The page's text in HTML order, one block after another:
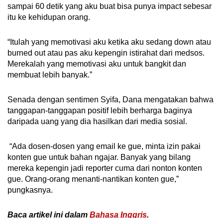
sampai 60 detik yang aku buat bisa punya impact sebesar
itu ke kehidupan orang.
“Itulah yang memotivasi aku ketika aku sedang down atau
burned out atau pas aku kepengin istirahat dari medsos.
Merekalah yang memotivasi aku untuk bangkit dan
membuat lebih banyak.”
Senada dengan sentimen Syifa, Dana mengatakan bahwa
tanggapan-tanggapan positif lebih berharga baginya
daripada uang yang dia hasilkan dari media sosial.
“Ada dosen-dosen yang email ke gue, minta izin pakai
konten gue untuk bahan ngajar. Banyak yang bilang
mereka kepengin jadi reporter cuma dari nonton konten
gue. Orang-orang menanti-nantikan konten gue,”
pungkasnya.
Baca artikel ini dalam Bahasa Inggris.